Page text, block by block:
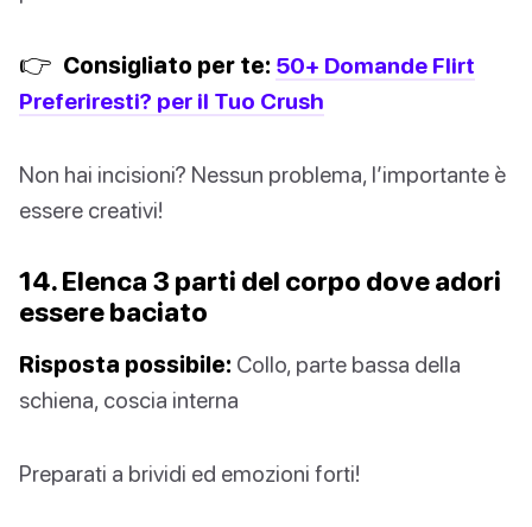
👉 Consigliato per te: 50+ Domande Flirt
Preferiresti? per il Tuo Crush
Non hai incisioni? Nessun problema, l’importante è
essere creativi!
14. Elenca 3 parti del corpo dove adori
essere baciato
Risposta possibile: Collo, parte bassa della
schiena, coscia interna
Preparati a brividi ed emozioni forti!